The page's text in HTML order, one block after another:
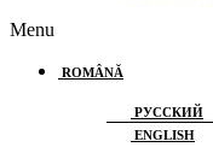
Menu
ROMÂNĂ
РУССКИЙ
ENGLISH